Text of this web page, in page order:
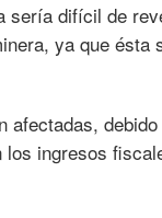
sería difícil de
ya que ésta
afectadas,
los ingresos